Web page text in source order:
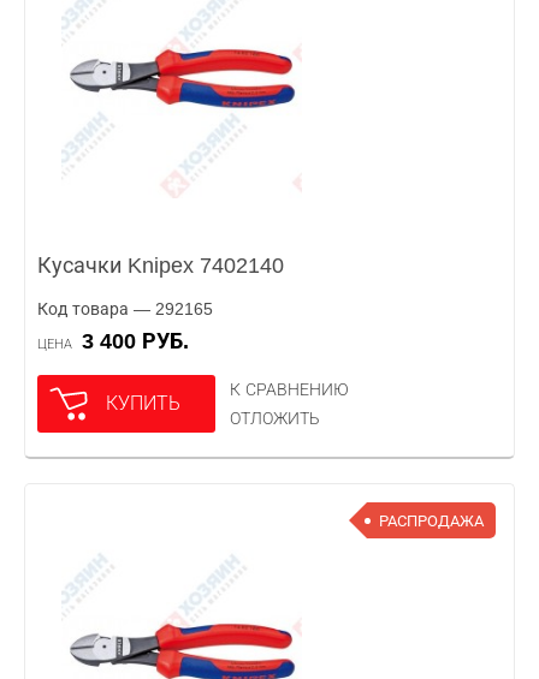
Кусачки Knipex 7402140
Код товара — 292165
ЦЕНА 3 400 РУБ.
КУПИТЬ
К СРАВНЕНИЮ
ОТЛОЖИТЬ
РАСПРОДАЖА